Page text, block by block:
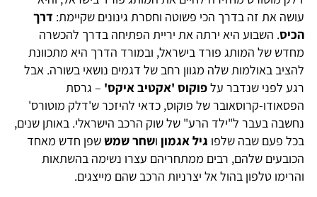
עושה את זה בדרך הכי פשוטה וחסרת גינונים שקיימת: דרך
הכיס. השבוע היא ירתה את יריית הפתיחה בדרך להכשרה
מחדש של המותג פורד בישראל, ובמורד הדרך היא מתכוונת
להציב באולמות שלה מגוון רחב של דגמים נושאי בשורה. אבל
רגע לפני שנדבר עלפוקוס 'אקטיב איקס' – גרסת
הפסאודו-קרוסאובר של פוקוס, כדאי להיזכר ש'דלק מוטורס'
נחשבה בעבר ל"ילד הרע" של שוק הרכב הישראלי. באותן שנים,
בכל פעם שבה שלפו גיל אגמון ושחר שמששפן חדש מאחד
הכובעים שלהם, רבים ממתחריהם עצרו נשימה בהשתאות
והרימו טלפון בהול אל יצרניות הרכב שהם מייצגים.